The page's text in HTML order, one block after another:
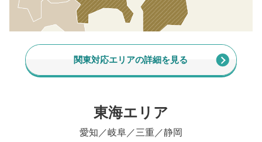
関東対応エリアの詳細を見る
東海エリア
愛知／岐阜／三重／静岡